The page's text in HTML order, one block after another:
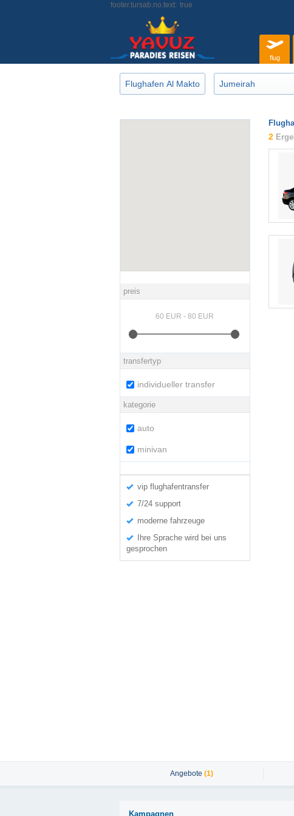
footer.tursab.no.text: true
flug
preis
transfertyp
individueller transfer
kategorie
auto
minivan
vip flughafentransfer
7/24 support
moderne fahrzeuge
Ihre Sprache wird bei uns
gesprochen
2
Angebote (1)
Kampagnen